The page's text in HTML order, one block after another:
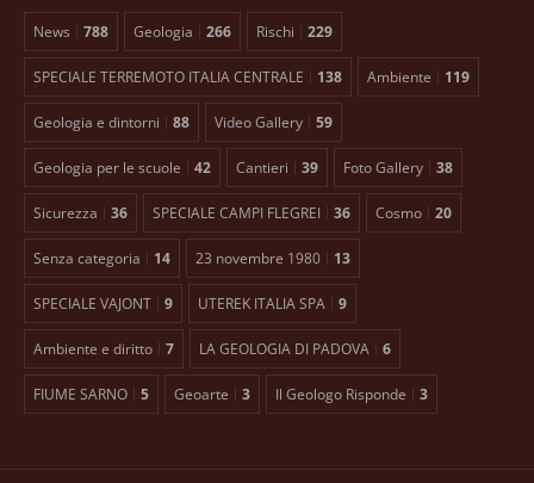
News 788 Geologia 266 Rischi 229
SPECIALE TERREMOTO ITALIA CENTRALE 138 Ambiente 119
Geologia e dintorni 88 Video Gallery 59
Geologia per le scuole 42 Cantieri 39 Foto Gallery 38
Sicurezza 36 SPECIALE CAMPI FLEGREI 36 Cosmo 20
Senza categoria 14 23 novembre 1980 13
SPECIALE VAJONT 9 UTEREK ITALIA SPA 9
Ambiente e diritto 7 LA GEOLOGIA DI PADOVA 6
FIUME SARNO 5 Geoarte 3 Il Geologo Risponde 3